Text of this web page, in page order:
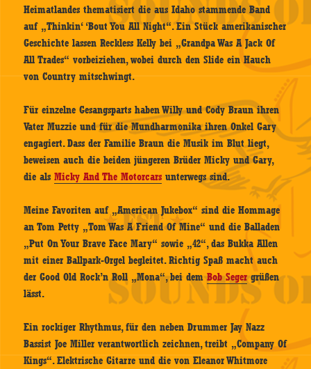
Heimatlandes thematisiert die aus Idaho stammende Band
auf „Thinkin‘ ‘Bout You All Night“. Ein Stück amerikanischer
Geschichte lassen Reckless Kelly bei „Grandpa Was A Jack Of
All Trades“ vorbeiziehen, wobei durch den Slide ein Hauch
von Country mitschwingt.
Für einzelne Gesangsparts haben Willy und Cody Braun ihren
Vater Muzzie und für die Mundharmonika ihren Onkel Gary
engagiert. Dass der Familie Braun die Musik im Blut liegt,
beweisen auch die beiden jüngeren Brüder Micky und Gary,
die alsMicky And The Motorcars unterwegs sind.
Meine Favoriten auf „American Jukebox“ sind die Hommage
an Tom Petty „Tom Was A Friend Of Mine“ und die Balladen
„Put On Your Brave Face Mary“ sowie „42“, das Bukka Allen
mit einer Ballpark-Orgel begleitet. Richtig Spaß macht auch
der Good Old Rock’n Roll „Mona“, bei demBob Segergrüßen
lässt.
Ein rockiger Rhythmus, für den neben Drummer Jay Nazz
Bassist Joe Miller verantwortlich zeichnen, treibt „Company Of
Kings“. Elektrische Gitarre und die von Eleanor Whitmore